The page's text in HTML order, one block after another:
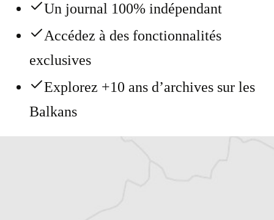
Un journal 100% indépendant
Accédez à des fonctionnalités
exclusives
Explorez +10 ans d’archives sur les
Balkans